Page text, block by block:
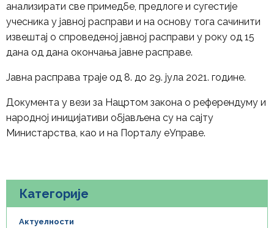
анализирати све примедбе, предлоге и сугестије
учесника у јавној расправи и на основу тога сачинити
извештај о спроведеној јавној расправи у року од 15
дана од дана окончања јавне расправе.
Јавна расправа траје од 8. до 29. јула 2021. године.
Документа у вези за Нацртом закона о референдуму и
народној иницијативи објављена су на сајту
Министарства, као и на Порталу еУправе.
Категорије
Актуелности